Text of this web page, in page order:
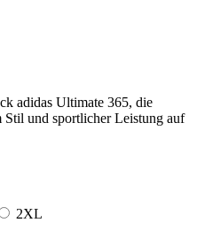
adidas Ultimate 365, die
und sportlicher Leistung auf
2XL